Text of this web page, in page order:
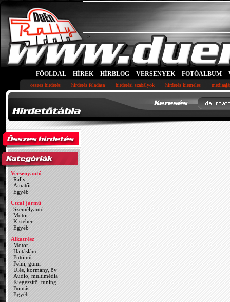
-->
FŐOLDAL HÍREK HÍRBLOG VERSENYEK FOTÓALBUM
összes hirdetés hirdetés feladása hirdetési szabályok hirdetés kiemelés
Versenyautó
Rally
Amatőr
Egyéb
Utcai jármű
Személyautó
Motor
Kisteher
Egyéb
Alkatrész
Motor
Hajtáslánc
Futómű
Felni, gumi
Ülés, kormány, öv
Audio, multimédia
Kiegészítő, tuning
Bontás
Egyéb